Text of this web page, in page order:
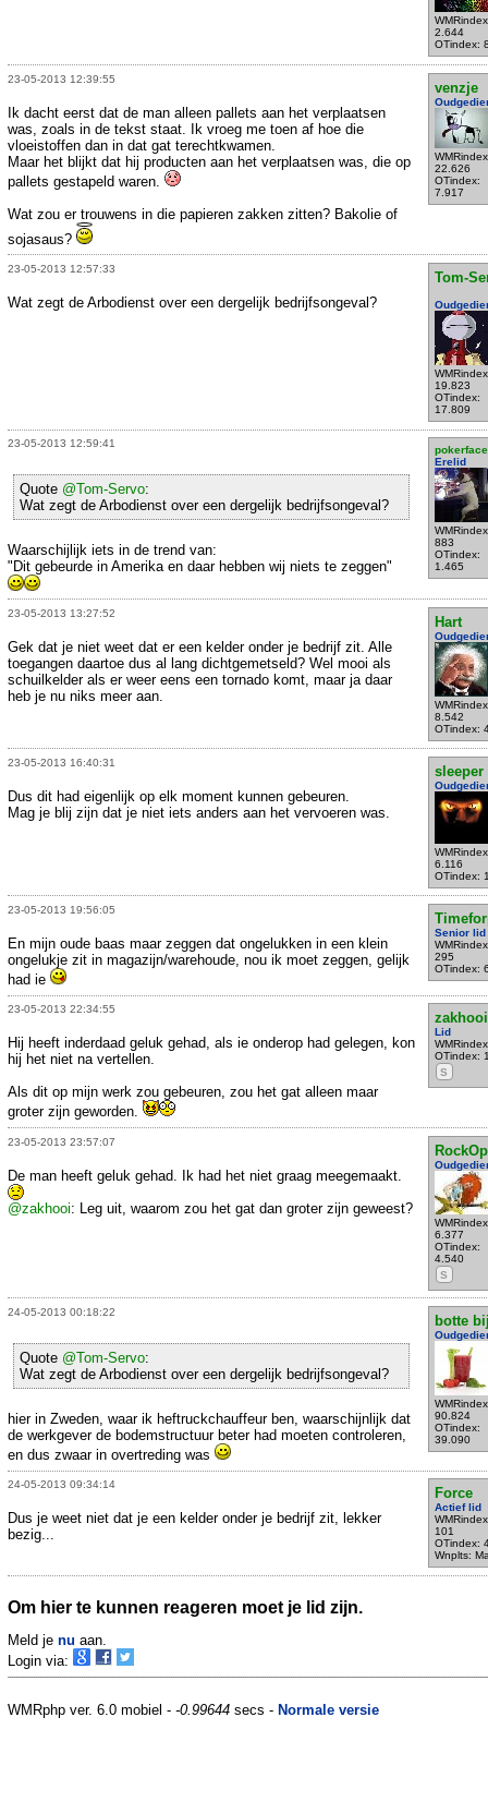
2.644
OTindex:
23-05-2013 12:39:55
venzje
22.626
OTindex:
7.917
Ik dacht eerst dat de man alleen pallets aan het verplaatsen
was, zoals in de tekst staat. Ik vroeg me toen af hoe die
vloeistoffen dan in dat gat terechtkwamen.
Maar het blijkt dat hij producten aan het verplaatsen was, die op
pallets gestapeld waren.
Wat zou er trouwens in die papieren zakken zitten? Bakolie of
sojasaus?
23-05-2013 12:57:33
Tom-
19.823
OTindex:
17.809
Wat zegt de Arbodienst over een dergelijk bedrijfsongeval?
23-05-2013 12:59:41
Erelid
883
OTindex:
1.465
Quote @Tom-Servo:
Wat zegt de Arbodienst over een dergelijk bedrijfsongeval?
Waarschijlijk iets in de trend van:
"Dit gebeurde in Amerika en daar hebben wij niets te zeggen"
23-05-2013 13:27:52
Hart
8.542
OTindex:
Gek dat je niet weet dat er een kelder onder je bedrijf zit. Alle
toegangen daartoe dus al lang dichtgemetseld? Wel mooi als
schuilkelder als er weer eens een tornado komt, maar ja daar
heb je nu niks meer aan.
23-05-2013 16:40:31
sleeper
6.116
OTindex:
Dus dit had eigenlijk op elk moment kunnen gebeuren.
Mag je blij zijn dat je niet iets anders aan het vervoeren was.
23-05-2013 19:56:05
Senior lid
295
OTindex:
En mijn oude baas maar zeggen dat ongelukken in een klein
ongelukje zit in magazijn/warehoude, nou ik moet zeggen, gelijk
had ie
23-05-2013 22:34:55
zakhooi
Lid
OTindex:
S
Hij heeft inderdaad geluk gehad, als ie onderop had gelegen, kon
hij het niet na vertellen.
Als dit op mijn werk zou gebeuren, zou het gat alleen maar
groter zijn geworden.
23-05-2013 23:57:07
6.377
OTindex:
4.540
S
De man heeft geluk gehad. Ik had het niet graag meegemaakt.
@zakhooi: Leg uit, waarom zou het gat dan groter zijn geweest?
24-05-2013 00:18:22
botte
90.824
OTindex:
39.090
Quote @Tom-Servo:
Wat zegt de Arbodienst over een dergelijk bedrijfsongeval?
hier in Zweden, waar ik heftruckchauffeur ben, waarschijnlijk dat
de werkgever de bodemstructuur beter had moeten controleren,
en dus zwaar in overtreding was
24-05-2013 09:34:14
Force
Actief lid
101
OTindex:
Wnplts:
Dus je weet niet dat je een kelder onder je bedrijf zit, lekker
bezig...
Om hier te kunnen reageren moet je lid zijn.
Meld je nu aan.
Login via:
WMRphp ver. 6.0 mobiel - -0.99644 secs - Normale versie